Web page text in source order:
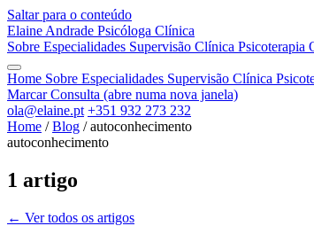
Saltar para o conteúdo
Elaine Andrade Psicóloga Clínica
Sobre Especialidades Supervisão Clínica Psicoterapia
Home Sobre Especialidades Supervisão Clínica
Marcar Consulta (abre numa nova janela)
ola@elaine.pt +351 932 273 232
Home / Blog / autoconhecimento
autoconhecimento
1 artigo
← Ver todos os artigos